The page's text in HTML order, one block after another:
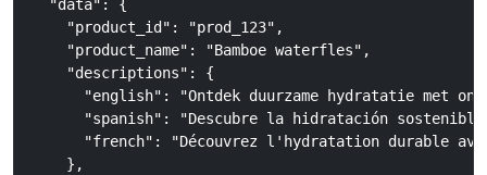
  "data": {
    "product_id": "prod_123",
    "product_name": "Bamboe waterfles",
    "descriptions": {
"english": "Ontdek duurzame hydratatie met
"spanish": "Descubre la hidratación
"french": "Découvrez l'hydratation durable
    },